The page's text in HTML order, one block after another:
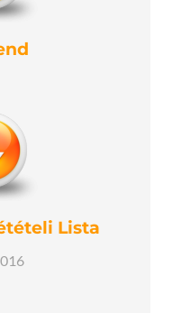
Lista